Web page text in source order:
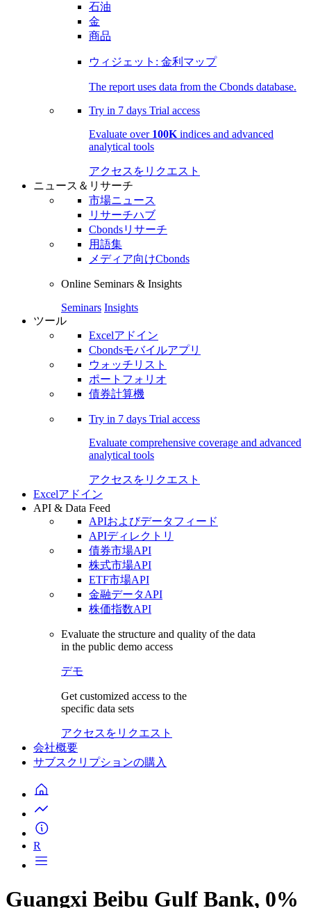
石油
金
商品
ウィジェット: 金利マップ
The report uses data from the Cbonds database.
Try in 7 days Trial access
Evaluate over 100K indices and advanced
analytical tools
アクセスをリクエスト
ニュース＆リサーチ
市場ニュース
リサーチハブ
Cbondsリサーチ
用語集
メディア向けCbonds
Online Seminars & Insights
Seminars Insights
ツール
Excelアドイン
Cbondsモバイルアプリ
ウォッチリスト
ポートフォリオ
債券計算機
Try in 7 days Trial access
Evaluate comprehensive coverage and advanced
analytical tools
アクセスをリクエスト
Excelアドイン
API & Data Feed
APIおよびデータフィード
APIディレクトリ
債券市場API
株式市場API
ETF市場API
金融データAPI
株価指数API
Evaluate the structure and quality of the data
in the public demo access
デモ
Get customized access to the
specific data sets
アクセスをリクエスト
会社概要
サブスクリプションの購入
R
Guangxi Beibu Gulf Bank, 0%